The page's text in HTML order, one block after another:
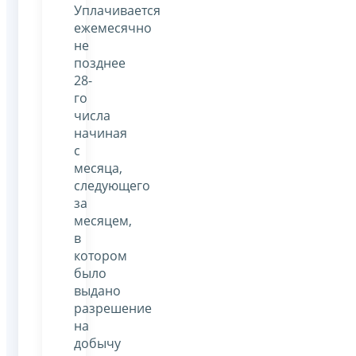
Уплачивается
ежемесячно
не
позднее
28-
го
числа
начиная
с
месяца,
следующего
за
месяцем,
в
котором
было
выдано
разрешение
на
добычу